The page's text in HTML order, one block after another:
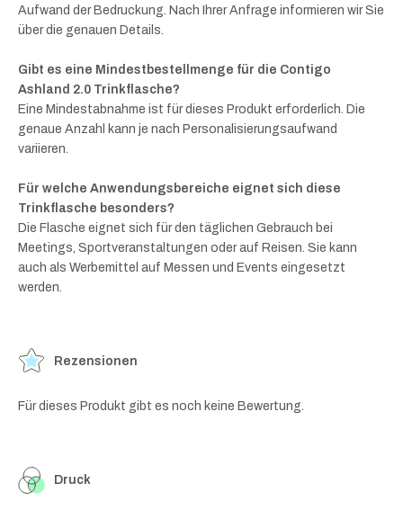
Aufwand der Bedruckung. Nach Ihrer Anfrage informieren wir Sie
über die genauen Details.
Gibt es eine Mindestbestellmenge für die Contigo
Ashland 2.0 Trinkflasche?
Eine Mindestabnahme ist für dieses Produkt erforderlich. Die
genaue Anzahl kann je nach Personalisierungsaufwand
variieren.
Für welche Anwendungsbereiche eignet sich diese
Trinkflasche besonders?
Die Flasche eignet sich für den täglichen Gebrauch bei
Meetings, Sportveranstaltungen oder auf Reisen. Sie kann
auch als Werbemittel auf Messen und Events eingesetzt
werden.
Rezensionen
Für dieses Produkt gibt es noch keine Bewertung.
Druck